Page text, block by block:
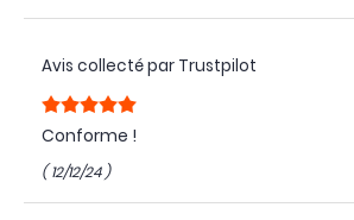
Avis collecté par Trustpilot
Conforme !
( 12/12/24 )